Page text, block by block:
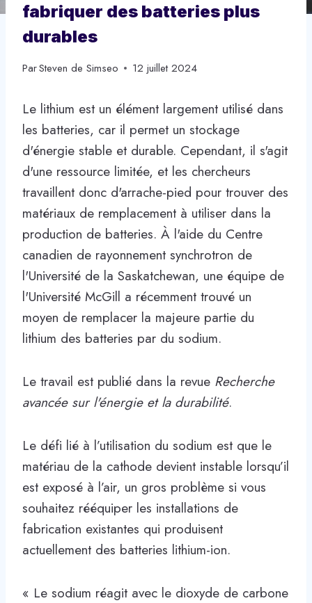
fabriquer des batteries plus
durables
ParSteven de Simseo 12 juillet 2024
Le lithium est un élément largement utilisé dans
les batteries, car il permet un stockage
d'énergie stable et durable. Cependant, il s'agit
d'une ressource limitée, et les chercheurs
travaillent donc d'arrache-pied pour trouver des
matériaux de remplacement à utiliser dans la
production de batteries. À l'aide du Centre
canadien de rayonnement synchrotron de
l'Université de la Saskatchewan, une équipe de
l'Université McGill a récemment trouvé un
moyen de remplacer la majeure partie du
lithium des batteries par du sodium.
Le travail est publié dans la revue Recherche
avancée sur l'énergie et la durabilité.
Le défi lié à l’utilisation du sodium est que le
matériau de la cathode devient instable lorsqu’il
est exposé à l’air, un gros problème si vous
souhaitez rééquiper les installations de
fabrication existantes qui produisent
actuellement des batteries lithium-ion.
« Le sodium réagit avec le dioxyde de carbone